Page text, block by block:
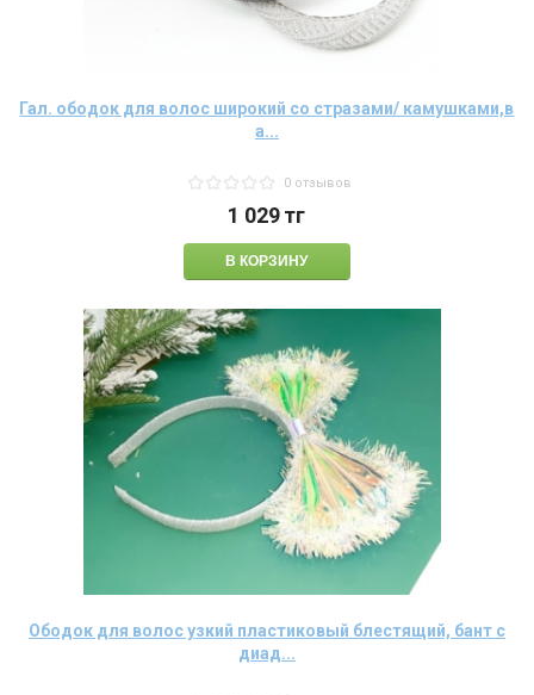
Гал. ободок для волос широкий со стразами/ камушками,в
а...
0 отзывов
1 029тг
Ободок для волос узкий пластиковый блестящий, бант с
диад...